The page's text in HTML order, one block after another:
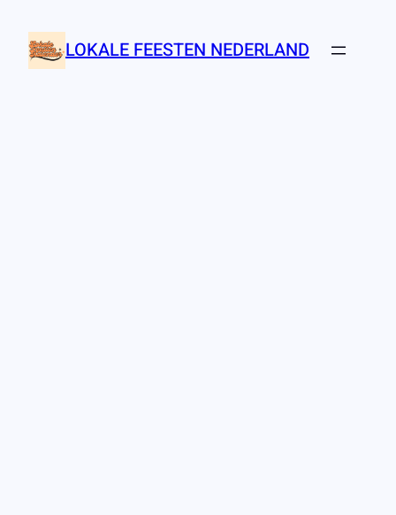
naar
LOKALE FEESTEN NEDERLAND